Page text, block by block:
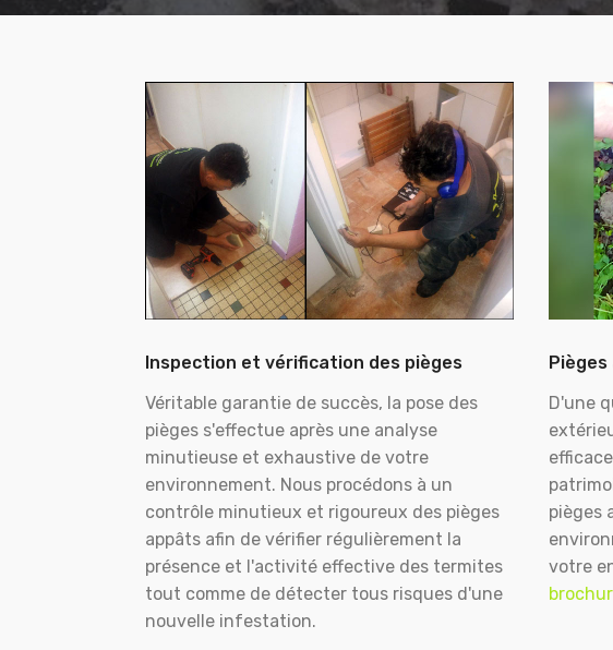
Inspection et vérification des pièges
Véritable garantie de succès, la pose des
pièges s'effectue après une analyse
minutieuse et exhaustive de votre
environnement. Nous procédons à un
contrôle minutieux et rigoureux des pièges
appâts afin de vérifier régulièrement la
présence et l'activité effective des termites
tout comme de détecter tous risques d'une
nouvelle infestation.
Pièges
D'une
pièges
votre